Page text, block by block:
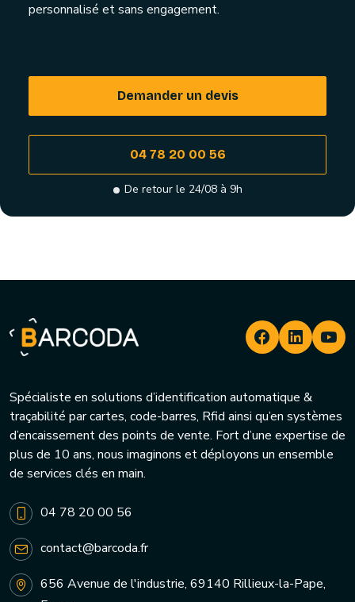
personnalisé et sans engagement.
Demander un devis
04 78 20 00 56
De retour le 24/08 à 9h
Spécialiste en solutions d’identification automatique &
traçabilité par cartes, code-barres, Rfid ainsi qu’en systèmes
d’encaissement des points de vente. Fort d’une expertise de
plus de 10 ans, nous imaginons et déployons un ensemble
de services clés en main.
04 78 20 00 56
contact@barcoda.fr
656 Avenue de l'industrie, 69140 Rillieux-la-Pape,